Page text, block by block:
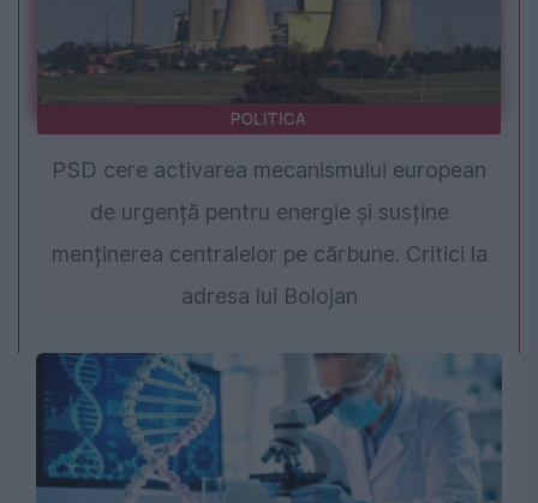
POLITICA
PSD cere activarea mecanismului european
de urgență pentru energie și susține
menținerea centralelor pe cărbune. Critici la
adresa lui Bolojan